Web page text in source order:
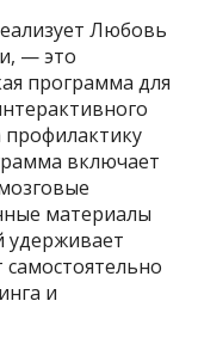
Любовь
— это
программа для
профилактику
включает
материалы
удерживает
и